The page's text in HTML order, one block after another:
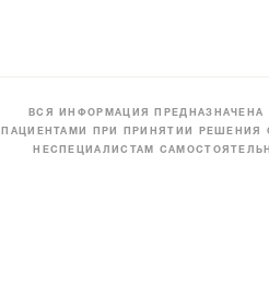
ВСЯ ИНФОРМАЦИЯ
ПАЦИЕНТАМИ ПРИ ПРИНЯТИИ
НЕСПЕЦИАЛИСТАМ